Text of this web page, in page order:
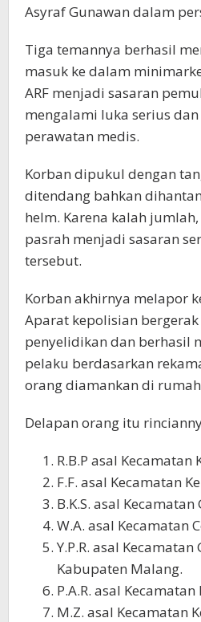
Asyraf Gunawan dalam
Tiga temannya berhasil
masuk ke dalam
ARF menjadi sasaran
mengalami luka serius
perawatan medis.
Korban dipukul dengan
ditendang bahkan
helm. Karena kalah
pasrah menjadi sasaran
tersebut.
Korban akhirnya melapor
Aparat kepolisian
penyelidikan dan berhasil
pelaku berdasarkan
orang diamankan di
Delapan orang itu
R.B.P asal Kecamatan
F.F. asal Kecamatan
B.K.S. asal Kecamatan
W.A. asal Kecamatan
Y.P.R. asal Kecamatan
Kabupaten Malang.
P.A.R. asal
M.Z. asal Kecamatan